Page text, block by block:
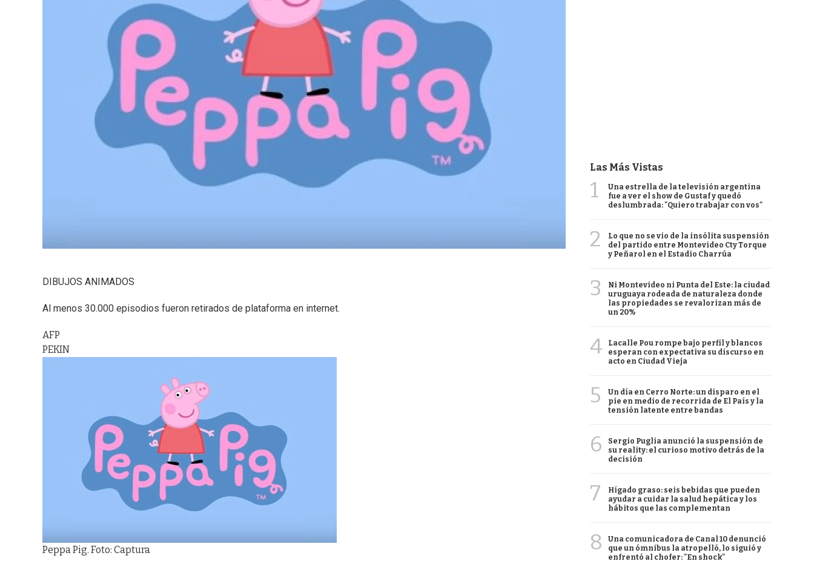
DIBUJOS ANIMADOS
Al menos 30.000 episodios fueron retirados de plataforma en internet.
AFP
PEKIN
Peppa Pig. Foto: Captura
Las Más Vistas
1
Una estrella de la televisión argentina
fue a ver el show de Gustaf y quedó
deslumbrada: "Quiero trabajar con vos"
2
Lo que no se vio de la insólita suspensión
del partido entre Montevideo Cty Torque
y Peñarol en el Estadio Charrúa
3
Ni Montevideo ni Punta del Este: la ciudad
uruguaya rodeada de naturaleza donde
las propiedades se revalorizan más de
un 20%
4
Lacalle Pou rompe bajo perfil y blancos
esperan con expectativa su discurso en
acto en Ciudad Vieja
5
Un día en Cerro Norte: un disparo en el
pie en medio de recorrida de El País y la
tensión latente entre bandas
6
Sergio Puglia anunció la suspensión de
su reality: el curioso motivo detrás de la
decisión
7
Hígado graso: seis bebidas que pueden
ayudar a cuidar la salud hepática y los
hábitos que las complementan
8
Una comunicadora de Canal 10 denunció
que un ómnibus la atropelló, lo siguió y
enfrentó al chofer: "En shock"